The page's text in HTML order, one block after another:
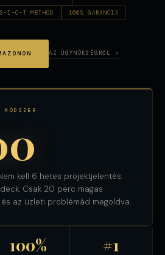
S-I-C-T METHOD 100% GARANCIA
AZ ÜGYNÖKSÉGRŐL ↗
kell 6 hetes projektjelentés.
Csak 20 perc magas
az üzleti problémád megoldva.
100% #1